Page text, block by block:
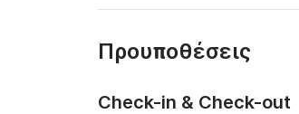
Προυποθέσεις
Check-in & Check-out